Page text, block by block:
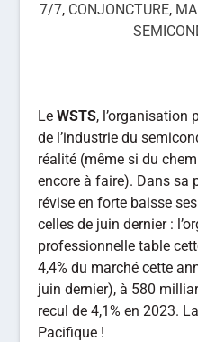
7/7, CONJONCTURE,
LeWSTS, l’organisation
de l’industrie du
réalité (même si du
encore à faire). Dans sa
révise en forte baisse
celles de juin dernier :
professionnelle table
4,4% du marché cette
juin dernier), à 580
recul de 4,1% en 2023.
Pacifique !